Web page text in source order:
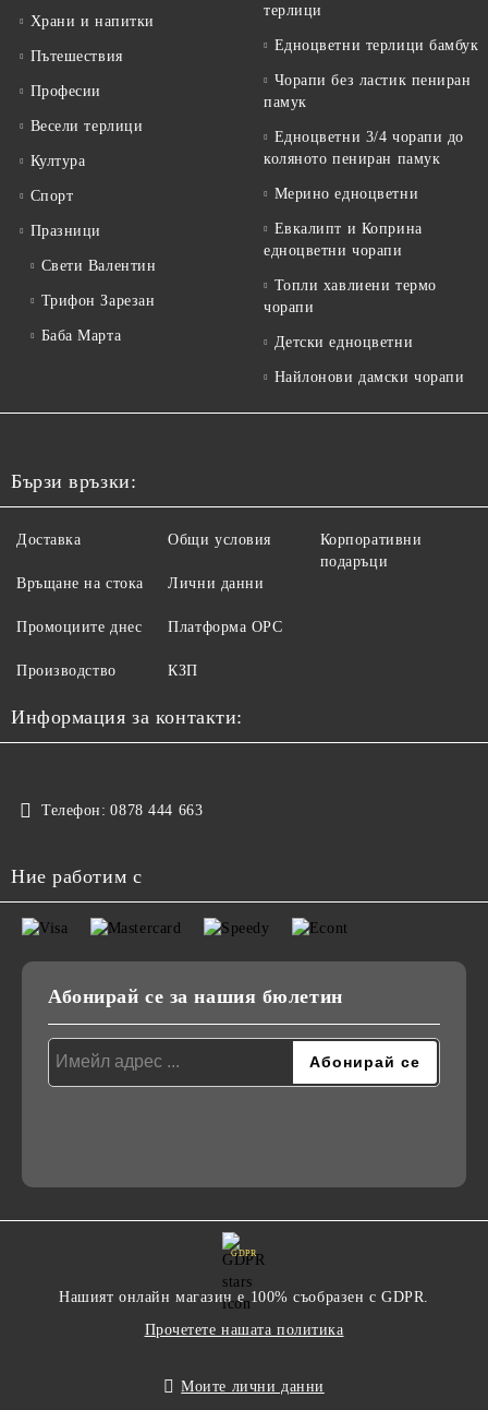
Храни и напитки
Пътешествия
Професии
Весели терлици
Култура
Спорт
Празници
Свети Валентин
Трифон Зарезан
Баба Марта
терлици
Едноцветни терлици бамбук
Чорапи без ластик пениран
памук
Едноцветни 3/4 чорапи до
коляното пениран памук
Мерино едноцветни
Евкалипт и Коприна
едноцветни чорапи
Топли хавлиени термо
чорапи
Детски едноцветни
Найлонови дамски чорапи
Бързи връзки:
Доставка
Връщане на стока
Промоциите днес
Производство
Общи условия
Лични данни
Платформа ОРС
КЗП
Корпоративни
подаръци
Информация за контакти:
Телефон: 0878 444 663
Ние работим с
Абонирай се за нашия бюлетин
GDPR
Нашият онлайн магазин е 100% съобразен с GDPR.
Прочетете нашата политика
Моите лични данни